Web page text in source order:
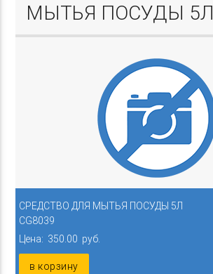
МЫТЬЯ ПОСУДЫ 5Л
СРЕДСТВО ДЛЯ МЫТЬЯ ПОСУДЫ 5Л
CG8039
Цена: 350.00 руб.
в корзину